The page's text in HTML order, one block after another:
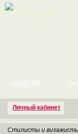
Личный кабинет
МОДЕЛИ
Стилисты и